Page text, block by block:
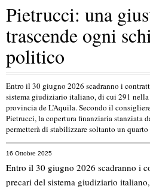
Pietrucci: una
trascende ogni
politico
Entro il 30 giugno 2026 scadranno i
sistema giudiziario italiano, di cui 291
provincia de L’Aquila. Secondo il
Pietrucci, la copertura finanziaria stanziata
permetterà di stabilizzare soltanto un
16 Ottobre 2025
Entro il 30 giugno 2026 scadranno i
precari del sistema giudiziario